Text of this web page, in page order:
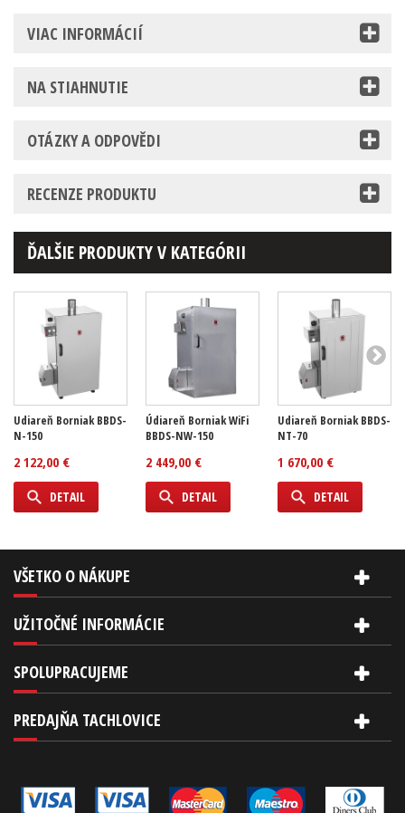
VIAC INFORMÁCIÍ
NA STIAHNUTIE
OTÁZKY A ODPOVĚDI
RECENZE PRODUKTU
ĎALŠIE PRODUKTY V KATEGÓRII
Udiareň Borniak BBDS-
N-150
2 122,00 €
DETAIL
Údiareň Borniak WiFi
BBDS-NW-150
2 449,00 €
DETAIL
Udiareň Borniak BBDS-
NT-70
1 670,00 €
DETAIL
VŠETKO O NÁKUPE
UŽITOČNÉ INFORMÁCIE
SPOLUPRACUJEME
PREDAJŇA TACHLOVICE